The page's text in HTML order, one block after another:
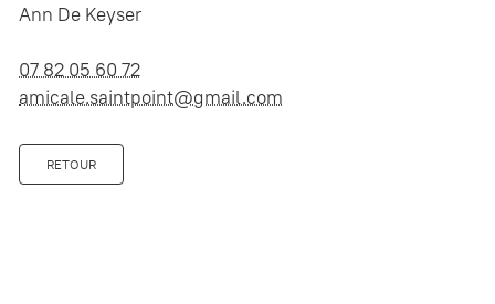
Ann De Keyser
07 82 05 60 72
amicale.saintpoint@gmail.com
RETOUR